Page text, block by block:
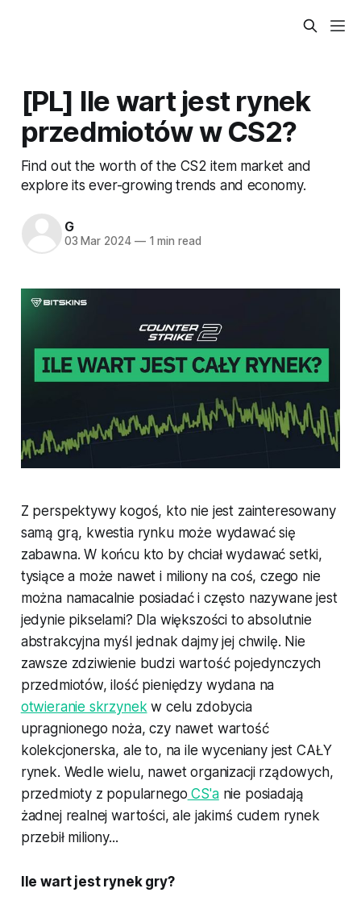
[PL] Ile wart jest rynek
przedmiotów w CS2?
Find out the worth of the CS2 item market and
explore its ever-growing trends and economy.
G
03 Mar 2024 —1 min read
Z perspektywy kogoś, kto nie jest zainteresowany
samą grą, kwestia rynku może wydawać się
zabawna. W końcu kto by chciał wydawać setki,
tysiące a może nawet i miliony na coś, czego nie
można namacalnie posiadać i często nazywane jest
jedynie pikselami? Dla większości to absolutnie
abstrakcyjna myśl jednak dajmy jej chwilę. Nie
zawsze zdziwienie budzi wartość pojedynczych
przedmiotów, ilość pieniędzy wydana na
otwieranie skrzynekw celu zdobycia
upragnionego noża, czy nawet wartość
kolekcjonerska, ale to, na ile wyceniany jest CAŁY
rynek. Wedle wielu, nawet organizacji rządowych,
przedmioty z popularnego CS'anie posiadają
żadnej realnej wartości, ale jakimś cudem rynek
przebił miliony...
Ile wart jest rynek gry?